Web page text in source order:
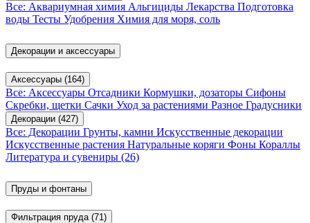
Все: Аквариумная химия Альгициды Лекарства Подготовка
воды Тесты Удобрения Химия для моря, соль
Декорации и аксессуары
Аксессуары (164)
Все: Аксессуары Отсадники Кормушки, дозаторы Сифоны
Скребки, щетки Сачки Уход за растениями Разное Градусники
Декорации (427)
Все: Декорации Грунты, камни Искусственные декорации
Искусственные растения Натуральные коряги Фоны Кораллы
Литература и сувениры (26)
Пруды и фонтаны
Фильтрация пруда (71)